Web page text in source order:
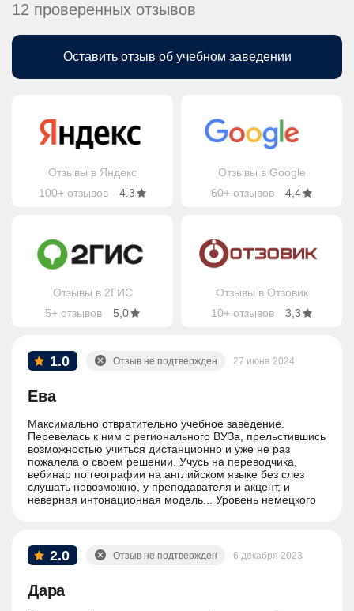
12 проверенных отзывов
Оставить отзыв об учебном заведении
Отзывы в Яндекс
100+ отзывов
4.3
Отзывы в Google
60+ отзывов
4,4
Отзывы в 2ГИС
5+ отзывов
5,0
Отзывы в Отзовик
10+ отзывов
3,3
1.0
Ева
27 июня 2024
Отзыв не подтвержден
Максимально отвратительно учебное заведение.
Перевелась к ним с регионального ВУЗа, прельстившись
возможностью учиться дистанционно и уже не раз
пожалела о своем решении. Учусь на переводчика,
вебинар по географии на английском языке без слез
слушать невозможно, у преподавателя и акцент, и
неверная интонационная модель... Уровень немецкого
место, если хотите получать реальные знания.
2.0
Дара
6 декабря 2023
Отзыв не подтвержден